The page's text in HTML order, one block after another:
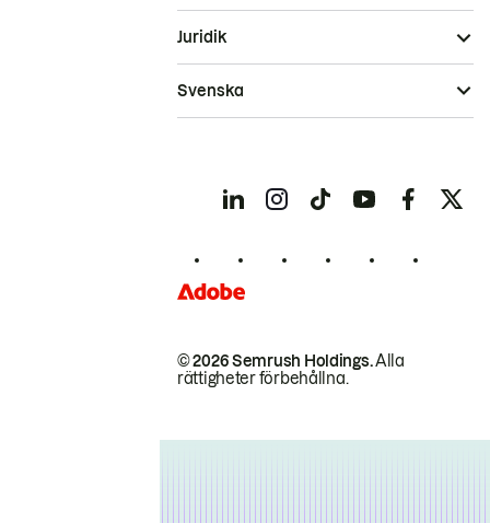
© 2026 Semrush Holdings.Alla
rättigheter förbehållna.
Juridik
Svenska